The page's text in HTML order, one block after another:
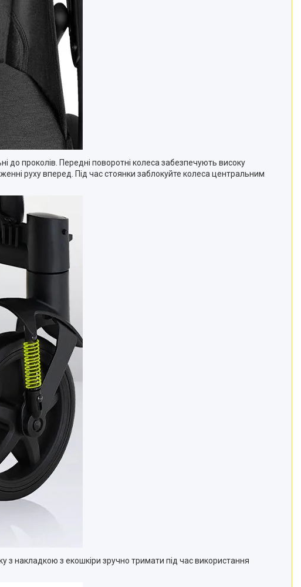
до проколів. Передні поворотні колеса забезпечують високу
руху вперед. Під час стоянки заблокуйте колеса центральним
накладкою з екошкіри зручно тримати під час використання